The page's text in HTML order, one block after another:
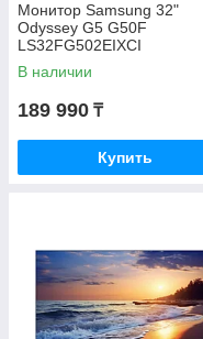
Монитор Samsung 32"
Odyssey G5 G50F
LS32FG502EIXCI
В наличии
189 990 ₸
Купить